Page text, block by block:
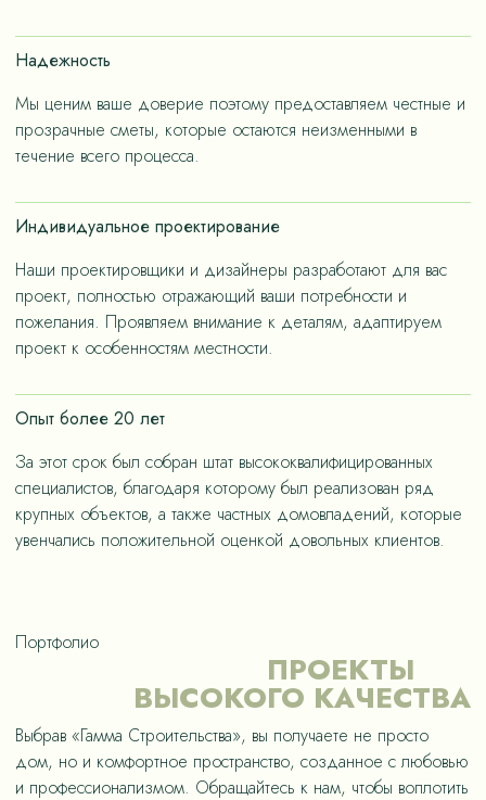
счет дизайнерских решений, ориентированных на
«медленную моду».
Надежность
Мы ценим ваше доверие поэтому предоставляем честные и
прозрачные сметы, которые остаются неизменными в
течение всего процесса.
Индивидуальное проектирование
Наши проектировщики и дизайнеры разработают для вас
проект, полностью отражающий ваши потребности и
пожелания. Проявляем внимание к деталям, адаптируем
проект к особенностям местности.
Опыт более 20 лет
За этот срок был собран штат высококвалифицированных
специалистов, благодаря которому был реализован ряд
крупных объектов, а также частных домовладений, которые
увенчались положительной оценкой довольных клиентов.
Портфолио
ПРОЕКТЫ
ВЫСОКОГО КАЧЕСТВА
Выбрав «Гамма Строительства», вы получаете не просто
дом, но и комфортное пространство, созданное с любовью
и профессионализмом. Обращайтесь к нам, чтобы воплотить